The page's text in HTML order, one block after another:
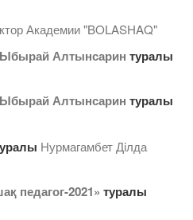
Академии "BOLASHAQ"
Ыбырай Алтынсарин туралы
Ыбырай Алтынсарин туралы
Нурмагамбет Дiлда
педагог-2021» туралы